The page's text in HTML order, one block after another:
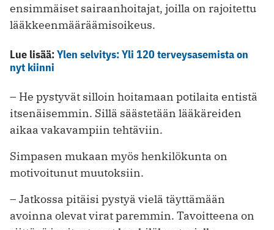
ensimmäiset sairaanhoitajat, joilla on rajoitettu
lääkkeenmääräämisoikeus.
Lue lisää:Ylen selvitys: Yli 120 terveysasemista on
nyt kiinni
– He pystyvät silloin hoitamaan potilaita entistä
itsenäisemmin. Sillä säästetään lääkäreiden
aikaa vakavampiin tehtäviin.
Simpasen mukaan myös henkilökunta on
motivoitunut muutoksiin.
– Jatkossa pitäisi pystyä vielä täyttämään
avoinna olevat virat paremmin. Tavoitteena on